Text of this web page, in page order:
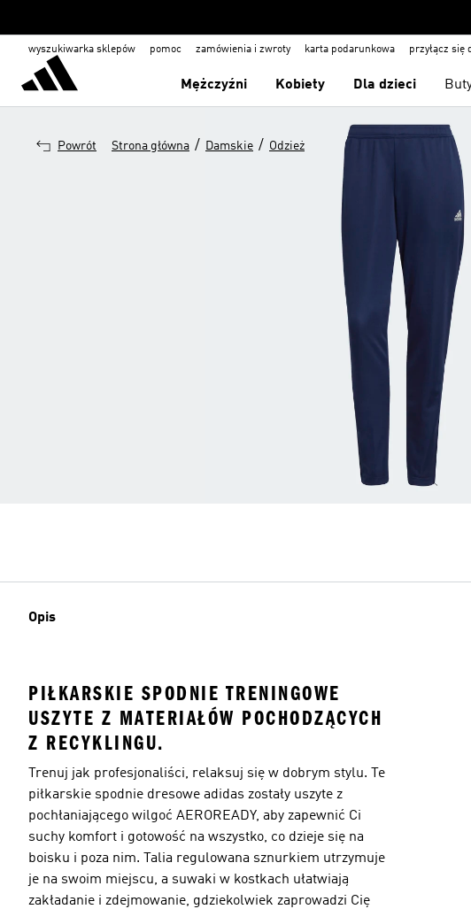
wyszukiwarka sklepów pomoc zamówienia i zwroty karta podarunkowa przyłącz się
Mężczyźni Kobiety Dla dzieci
Powrót Strona główna / Damskie / Odzież
Opis
PIŁKARSKIE SPODNIE TRENINGOWE
USZYTE Z MATERIAŁÓW POCHODZĄCYCH
Z RECYKLINGU.
Trenuj jak profesjonaliści, relaksuj się w dobrym stylu. Te
piłkarskie spodnie dresowe adidas zostały uszyte z
pochłaniającego wilgoć AEROREADY, aby zapewnić Ci
suchy komfort i gotowość na wszystko, co dzieje się na
boisku i poza nim. Talia regulowana sznurkiem utrzymuje
je na swoim miejscu, a suwaki w kostkach ułatwiają
zakładanie i zdejmowanie, gdziekolwiek zaprowadzi Cię